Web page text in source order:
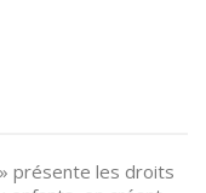
présente les droits